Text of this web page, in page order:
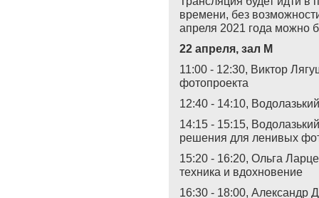
времени, без
апреля 2021 года можно
22 апреля, зал М
11:00 - 12:30, Виктор
фотопроекта
12:40 - 14:10,
14:15 - 15:15,
решения для ленивых
15:20 - 16:20, Ольга
техника и вдохновение
16:30 - 18:00, Александр